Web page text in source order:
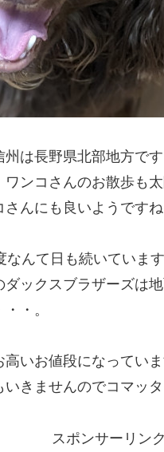
は長野県北部地方で
ンコさんのお散歩も
んにも良いようですね
なんて日も続いていま
ックスブラザーズは
・。
いお値段になってい
きませんのでコマッタ
スポンサーリンク